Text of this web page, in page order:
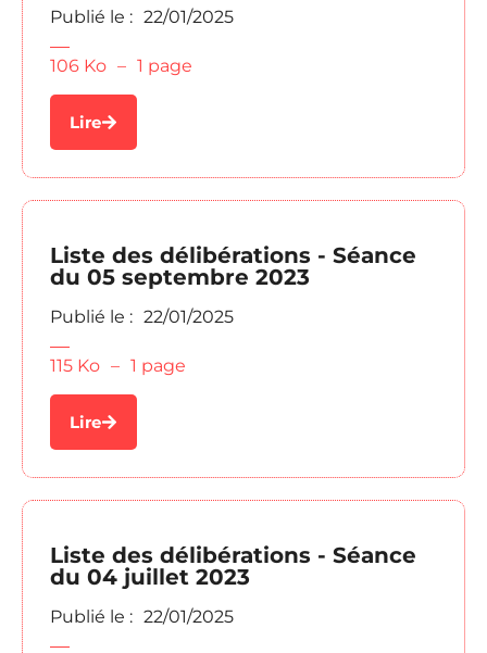
Publié le : 22/01/2025
106 Ko – 1 page
Lire
Liste des délibérations - Séance
du 05 septembre 2023
Publié le : 22/01/2025
115 Ko – 1 page
Lire
Liste des délibérations - Séance
du 04 juillet 2023
Publié le : 22/01/2025